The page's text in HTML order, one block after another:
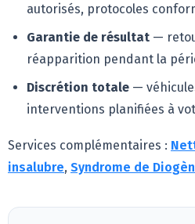
autorisés, protocoles
Garantie de résultat —
réapparition pendant la
Discrétion totale —
interventions planifiées à
Services complémentaires :
insalubre, Syndrome de